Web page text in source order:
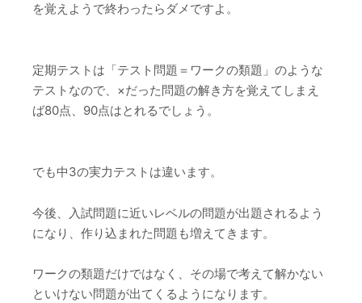
を覚えようで終わったらダメですよ。
定期テストは「テスト問題＝ワークの類題」のような
テストなので、×だった問題の解き方を覚えてしまえ
ば80点、90点はとれるでしょう。
でも中3の実力テストは違います。
今後、入試問題に近いレベルの問題が出題されるよう
になり、作り込まれた問題も増えてきます。
ワークの類題だけではなく、その場で考えて解かない
といけない問題が出てくるようになります。